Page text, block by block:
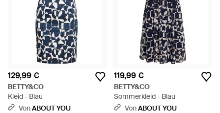
129,99 €
BETTY&CO
Kleid - Blau
VonABOUT YOU
119,99 €
BETTY&CO
Sommerkleid - Blau
VonABOUT YOU